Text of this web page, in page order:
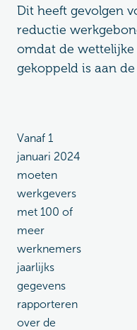
Dit heeft gevolgen
reductie
omdat de
gekoppeld is aan
Vanaf 1
januari 2024
moeten
werkgevers
met 100 of
meer
werknemers
jaarlijks
gegevens
rapporteren
over de